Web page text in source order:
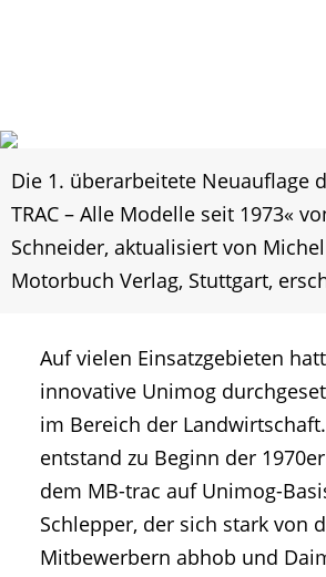
Die 1. überarbeitete Neuauflage
TRAC – Alle Modelle seit 1973«
Schneider, aktualisiert von
Motorbuch Verlag, Stuttgart,
Auf vielen Einsatzgebieten
innovative Unimog
im Bereich der
entstand zu Beginn der
dem MB-trac auf Unimog-
Schlepper, der sich stark von
Mitbewerbern abhob und